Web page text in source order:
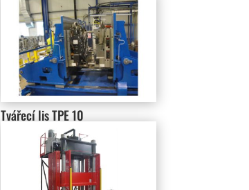
Tvářecí lis TPE 10